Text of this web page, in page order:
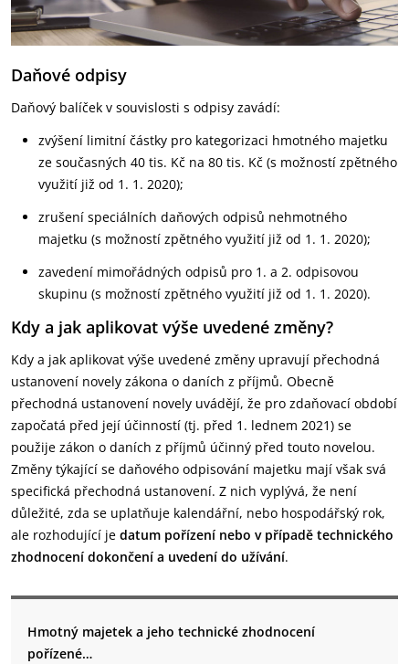
Daňové odpisy
Daňový balíček v souvislosti s odpisy zavádí:
zvýšení limitní částky pro kategorizaci hmotného majetku
ze současných 40 tis. Kč na 80 tis. Kč (s možností zpětného
využití již od 1. 1. 2020);
zrušení speciálních daňových odpisů nehmotného
majetku (s možností zpětného využití již od 1. 1. 2020);
zavedení mimořádných odpisů pro 1. a 2. odpisovou
skupinu (s možností zpětného využití již od 1. 1. 2020).
Kdy a jak aplikovat výše uvedené změny?
Kdy a jak aplikovat výše uvedené změny upravují přechodná
ustanovení novely zákona o daních z příjmů. Obecně
přechodná ustanovení novely uvádějí, že pro zdaňovací období
započatá před její účinností (tj. před 1. lednem 2021) se
použije zákon o daních z příjmů účinný před touto novelou.
Změny týkající se daňového odpisování majetku mají však svá
specifická přechodná ustanovení. Z nich vyplývá, že není
důležité, zda se uplatňuje kalendářní, nebo hospodářský rok,
ale rozhodující je datum pořízení nebo v případě technického
zhodnocení dokončení a uvedení do užívání.
Hmotný majetek a jeho technické zhodnocení
pořízené…